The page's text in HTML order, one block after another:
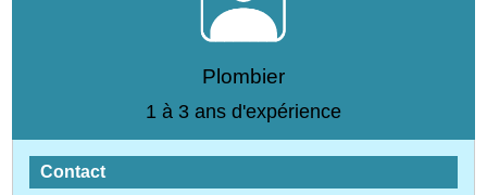
Plombier
1 à 3 ans d'expérience
Contact